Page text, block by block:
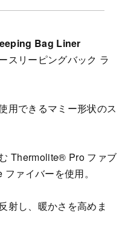
Bag Liner
スリーピングバック ラ
用できるマミー形状のス
Thermolite® Pro ファブ
ァイバーを使用。
射し、暖かさを高めま